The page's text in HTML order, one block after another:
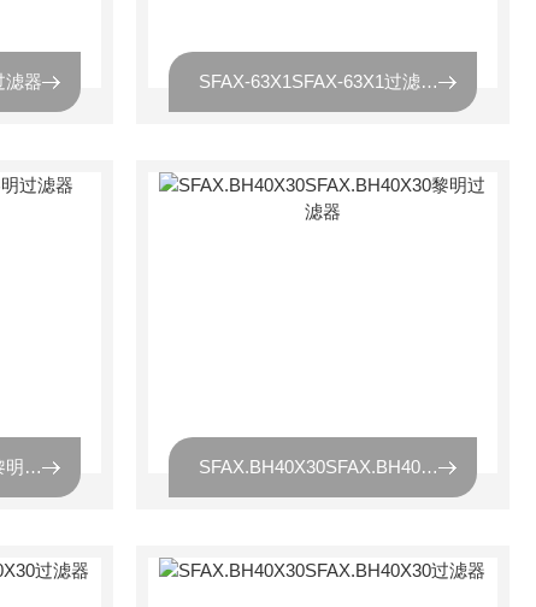
滤器 SFAX-63X1SFAX-63X1过滤器滤芯
SFAX-63X1SFAX-63X1黎明过滤器 SFAX.BH40X30SFAX.BH40X30黎明过滤器